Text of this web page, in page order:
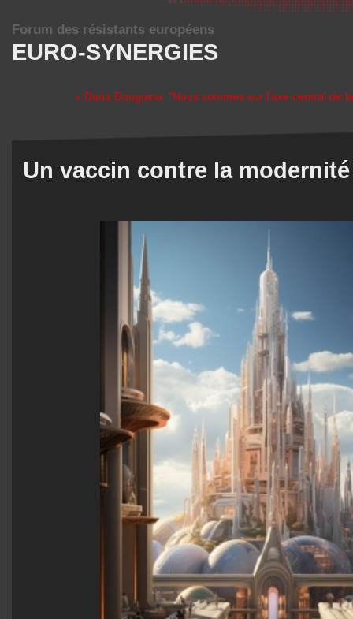
EURO-SYNERGIES
Forum des résistants européens
« Daria Douguina: "Nous sommes sur l'axe central de
Un vaccin contre la modernité